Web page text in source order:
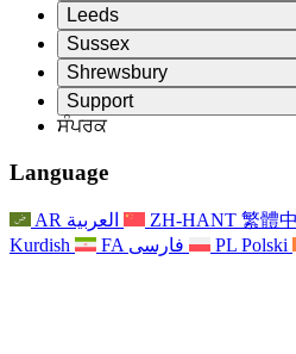
Review
ਸਮੀਖਿਆ ਦੇ ਚੇਅਰਮੈਨ
ਸੁਤੰਤਰ ਸਮੀਖਿਆ ਟੀਮ
ਸੰਦਰਭ ਦੀਆਂ ਸ਼ਰਤਾਂ
ਸੁਤੰਤਰ ਸਮੀਖਿਆ ਦੀ ਅੰਤਿਮ
ਅਕਸਰ ਪੁੱਛੇ ਜਾਣ ਵਾਲੇ ਸਵਾਲ
ਪਰਿਵਾਰਕ ਫੀਡਬੈਕ ਪ੍ਰਕਿਰਿਆ
ਨਿਊਜ਼ਲੈਟਰ
ਬਾਹਰ ਕੱਡਣਾ
Leeds
Review
ਸਮੀਖਿਆ ਦੇ ਚੇਅਰਮੈਨ
ਸੁਤੰਤਰ ਸਮੀਖਿਆ ਟੀਮ
ਹਵਾਲੇ ਦੀਆਂ ਸ਼ਰਤਾਂ
ਸੰਪਰਕ
ਪਰਿਵਾਰਾਂ ਲਈ ਮਨੋਵਿਗਿਆਨਕ
ਪਰਿਵਾਰਾਂ ਲਈ ਅੱਪਡੇਟ
ਘਟਨਾਵਾਂ
For Staff
ਸਟਾਫ ਲਈ ਸਹਾਇਤਾ
Sussex
Review
ਸਮੀਖਿਆ ਦੇ ਚੇਅਰਮੈਨ
ਸੁਤੰਤਰ ਸਮੀਖਿਆ ਟੀਮ
ਸੰਦਰਭ ਦੀਆਂ ਸ਼ਰਤਾਂ
For Families
ਪਰਿਵਾਰਾਂ ਲਈ ਅੱਪਡੇਟ
ਘਟਨਾਵਾਂ
Shrewsbury
Review
ਜਣੇਪਾ ਸਮੀਖਿਆ ਵਾਸਤੇ ਸੰਦਰਭ
ਸੁਤੰਤਰ ਸਮੀਖਿਆ ਦੀ ਅੰਤਿਮ
ਸੁਤੰਤਰ ਸਮੀਖਿਆ ਦੀ ਪਹਿਲੀ
For Families
ਅੱਪਡੇਟ
Support
Leeds
Nottingham
ਪਰਿਵਾਰਕ ਮਨੋਵਿਗਿਆਨਕ
ਮਾਨਸਿਕ ਸਿਹਤ ਸੰਕਟ ਸਹਾਇਤਾ
ਖੇਤਰੀ ਸੇਵਾਵਾਂ ਨੌਟਿੰਘਮ
National
ਸੰਪਰਕ
Language
AR العربية ZH-HANT 繁體
Kurdish
FA فارسی PL Polski